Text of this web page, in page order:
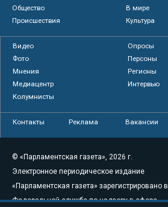
Общество
В мире
Происшествия
Культура
Видео
Опросы
Фото
Персоны
Мнения
Регионы
Медиацентр
Интервью
Колумнисты
Контакты Реклама Вакансии
© «Парламентская газета», 2026 г.
Электронное периодическое издание
«Парламентская газета» зарегистрировано в
Федеральной службе по надзору в сфере